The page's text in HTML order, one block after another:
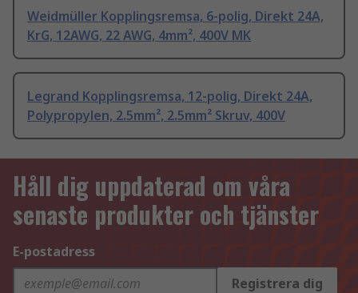
Weidmüller Kopplingsremsa, 6-polig, Direkt 24A,
KrG, 12AWG, 22 AWG, 4mm², 400V MK
Legrand Kopplingsremsa, 12-polig, Direkt 24A,
Polypropylen, 2.5mm², 2.5mm² Skruv, 400V
Håll dig uppdaterad om våra
senaste produkter och tjänster
E-postadress
Registrera dig